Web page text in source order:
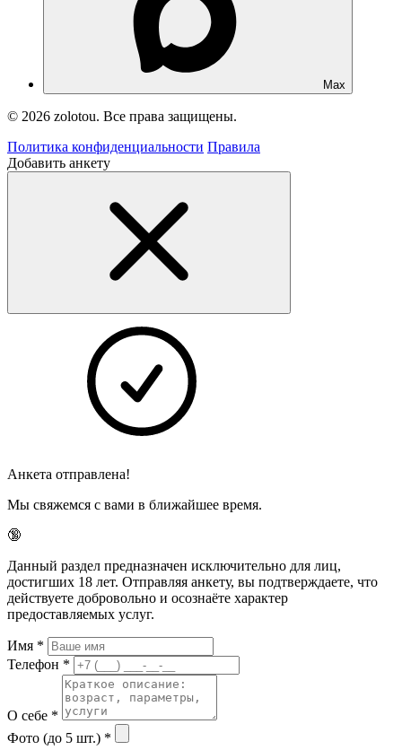
Max
© 2026 zolotou. Все права защищены.
Политика конфиденциальности Правила
Добавить анкету
Анкета отправлена!
Мы свяжемся с вами в ближайшее время.
🔞
Данный раздел предназначен исключительно для лиц,
достигших 18 лет. Отправляя анкету, вы подтверждаете, что
действуете добровольно и осознаёте характер
предоставляемых услуг.
Имя *
Телефон *
О себе *
Фото (до 5 шт.) *